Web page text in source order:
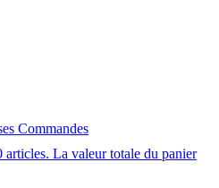
Commandes
articles. La valeur totale du panier